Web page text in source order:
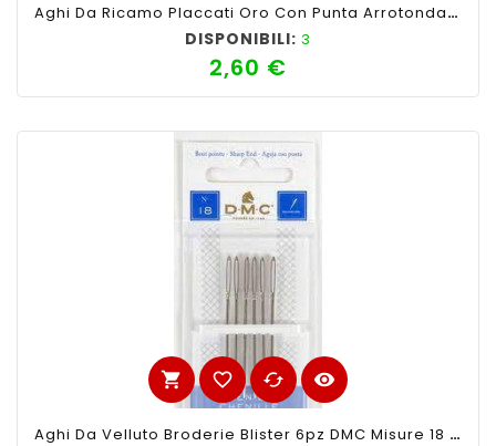
Aghi Da Ricamo Placcati Oro Con Punta Arrotondata, Grossezza 26. Confezione Da 4 Aghi.
DISPONIBILI: 3
2,60 €
shopping_cart favorite_border cached visibility
Aghi Da Velluto Broderie Blister 6pz DMC Misure 18 Con Punta